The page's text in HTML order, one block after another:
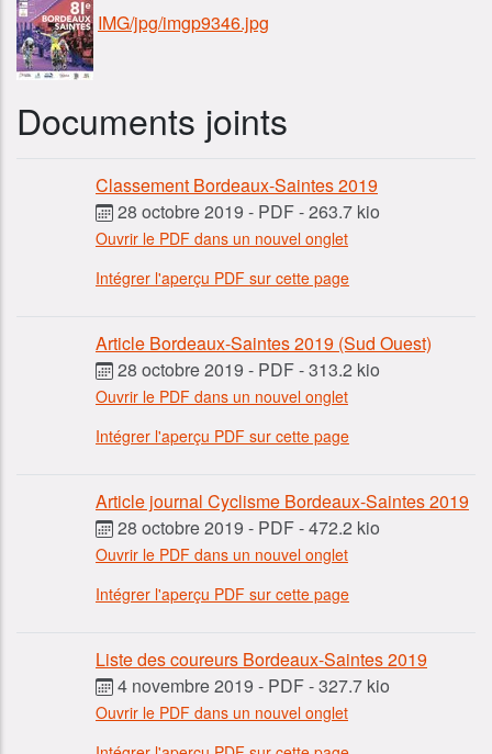
IMG/jpg/imgp9346.jpg
Documents joints
Classement Bordeaux-Saintes 2019
28 octobre 2019 - PDF-263.7 kio
Ouvrir le PDF dans un nouvel onglet
Intégrer l'aperçu PDF sur cette page
Article Bordeaux-Saintes 2019 (Sud Ouest)
28 octobre 2019 - PDF-313.2 kio
Ouvrir le PDF dans un nouvel onglet
Intégrer l'aperçu PDF sur cette page
Article journal Cyclisme Bordeaux-Saintes 2019
28 octobre 2019 - PDF-472.2 kio
Ouvrir le PDF dans un nouvel onglet
Intégrer l'aperçu PDF sur cette page
Liste des coureurs Bordeaux-Saintes 2019
4 novembre 2019 - PDF-327.7 kio
Ouvrir le PDF dans un nouvel onglet